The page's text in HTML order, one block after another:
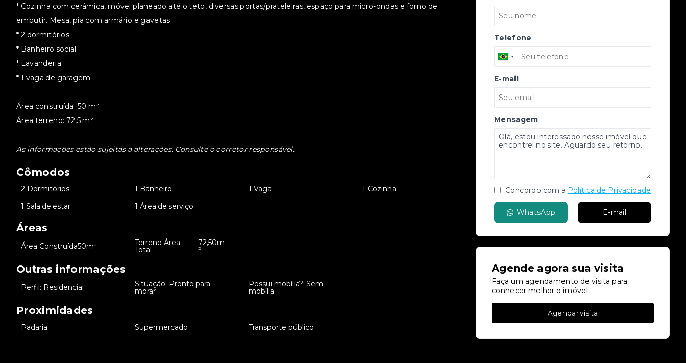
* Cozinha com cerâmica, móvel planeado até o teto, diversas portas/prateleiras, espaço para micro-ondas e forno de
embutir. Mesa, pia com armário e gavetas
* 2 dormitórios
* Banheiro social
* Lavanderia
* 1 vaga de garagem
Área construída: 50 m²
Área terreno: 72,5 m²
As informações estão sujeitas a alterações. Consulte o corretor responsável.
Cômodos
2 Dormitórios 1 Banheiro 1 Vaga
1 Cozinha
1 Sala de estar 1 Área de serviço
Áreas
Área Construída50m² Terreno Área
Total
72,50m
²
Outras informações
Perfil: Residencial Situação: Pronto para
morar
Possui mobília?: Sem
mobília
Proximidades
Padaria Supermercado Transporte público
Telefone
E-mail
Mensagem
Concordo com a Política de Privacidade
WhatsApp E-mail
Agende agora sua visita
Faça um agendamento de visita para
conhecer melhor o imóvel.
Agendar visita